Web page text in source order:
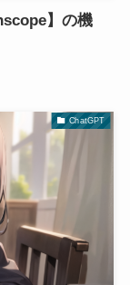
】の機
ChatGPT